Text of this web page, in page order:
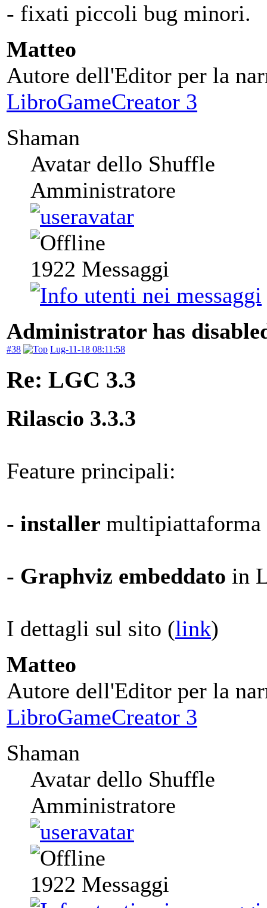
- fixati piccoli bug minori.
Matteo
Autore dell'Editor per la
LibroGameCreator 3
Shaman
Avatar dello Shuffle
Amministratore
1922 Messaggi
Administrator has
#38 Lug-11-18 08:11:58
Re: LGC 3.3
Rilascio 3.3.3
Feature principali:
- installer multipiattaforma
- Graphviz embeddato in
I dettagli sul sito (link)
Matteo
Autore dell'Editor per la
LibroGameCreator 3
Shaman
Avatar dello Shuffle
Amministratore
1922 Messaggi